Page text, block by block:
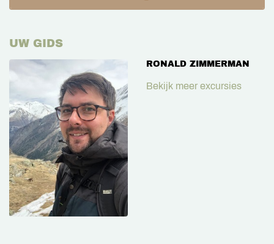
UW GIDS
RONALD ZIMMERMAN
Bekijk meer excursies